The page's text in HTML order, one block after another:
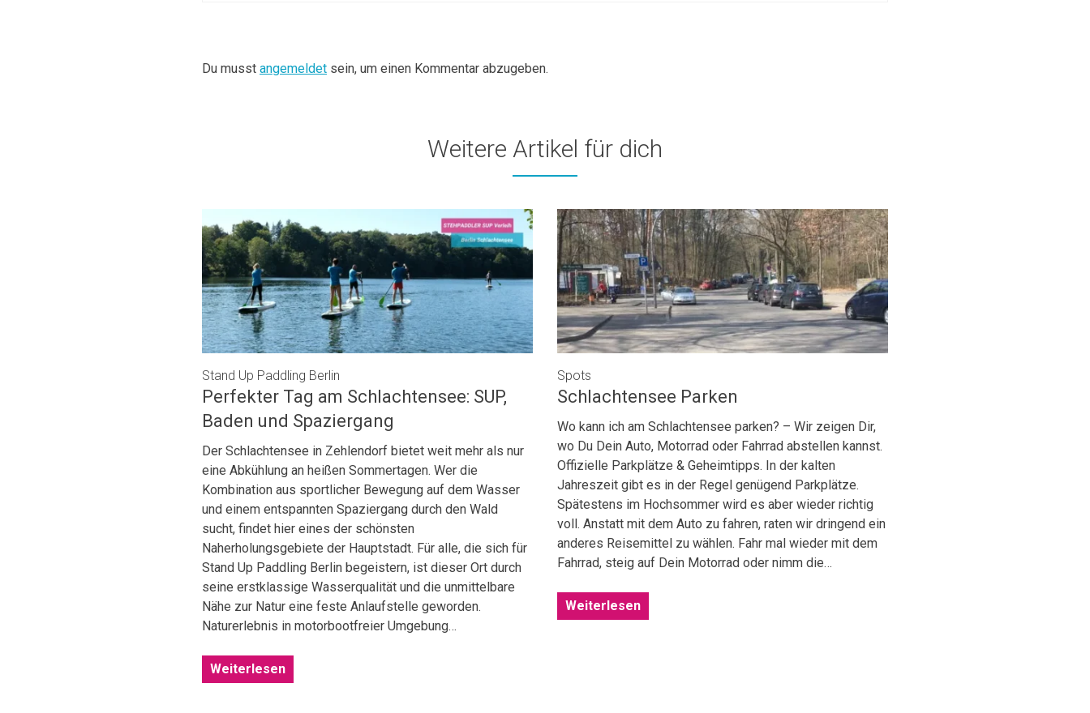
Du musst angemeldet sein, um einen Kommentar abzugeben.
Weitere Artikel für dich
Stand Up Paddling Berlin
Perfekter Tag am Schlachtensee: SUP,
Baden und Spaziergang
Der Schlachtensee in Zehlendorf bietet weit mehr als nur
eine Abkühlung an heißen Sommertagen. Wer die
Kombination aus sportlicher Bewegung auf dem Wasser
und einem entspannten Spaziergang durch den Wald
sucht, findet hier eines der schönsten
Naherholungsgebiete der Hauptstadt. Für alle, die sich für
Stand Up Paddling Berlin begeistern, ist dieser Ort durch
seine erstklassige Wasserqualität und die unmittelbare
Nähe zur Natur eine feste Anlaufstelle geworden.
Naturerlebnis in motorbootfreier Umgebung…
Weiterlesen
Spots
Schlachtensee Parken
Wo kann ich am Schlachtensee parken? – Wir zeigen Dir,
wo Du Dein Auto, Motorrad oder Fahrrad abstellen kannst.
Offizielle Parkplätze & Geheimtipps. In der kalten
Jahreszeit gibt es in der Regel genügend Parkplätze.
Spätestens im Hochsommer wird es aber wieder richtig
voll. Anstatt mit dem Auto zu fahren, raten wir dringend ein
anderes Reisemittel zu wählen. Fahr mal wieder mit dem
Fahrrad, steig auf Dein Motorrad oder nimm die…
Weiterlesen